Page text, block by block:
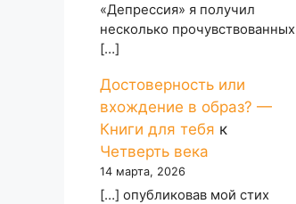
«Депрессия» я получил
несколько прочувствованных
[…]
Достоверность или
вхождение в образ? —
Книги для тебя к
Четверть века
14 марта, 2026
[…] опубликовав мой стих